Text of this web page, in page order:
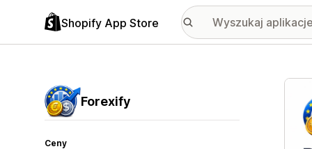
Shopify App Store
Forexify
Ceny